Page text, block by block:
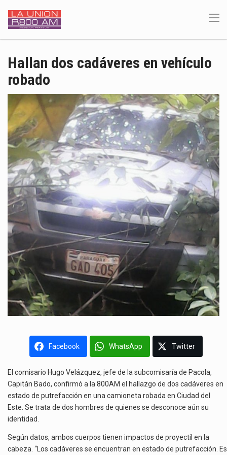
Hallan dos cadáveres en vehículo
robado
Facebook WhatsApp Twitter
El comisario Hugo Velázquez, jefe de la subcomisaría de Pacola,
Capitán Bado, confirmó a la 800AM el hallazgo de dos cadáveres en
estado de putrefacción en una camioneta robada en Ciudad del
Este. Se trata de dos hombres de quienes se desconoce aún su
identidad.
Según datos, ambos cuerpos tienen impactos de proyectil en la
cabeza. “Los cadáveres se encuentran en estado de putrefacción. Es